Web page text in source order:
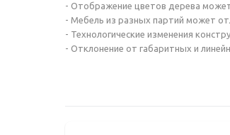
- Отображение цветов дерева
- Мебель из разных партий может
- Технологические изменения
- Отклонение от габаритных и